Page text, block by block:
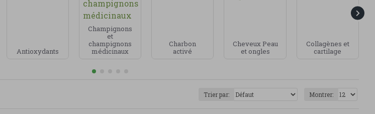
en nutrition naturelle. Certains produits contiennent des ingrédients issus de
standardisés ou des formes à haute absorption.
, une alimentation saine et des compléments choisis avec attention.
veulent mieux prendre soin d’eux, sans oublier qu’un complément ne remplace jamais
Antioxydants
Champignons
et
champignons
médicinaux
Charbon
activé
Cheveux Peau
et ongles
Collagènes et
cartilage
Trier par: Montrer: